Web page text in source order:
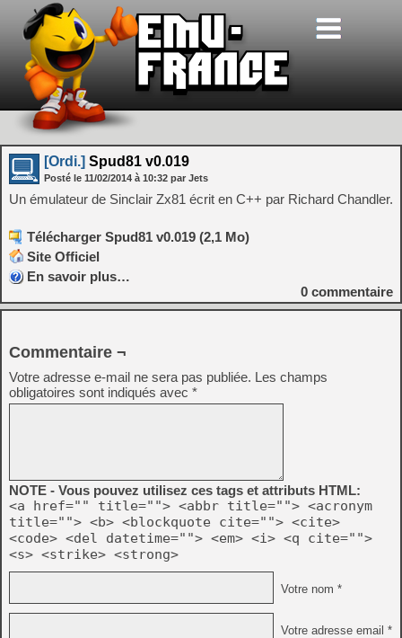
[Ordi.] Spud81 v0.019
Posté le 11/02/2014 à 10:32 par Jets
Un émulateur de Sinclair Zx81 écrit en C++ par Richard Chandler.
Télécharger Spud81 v0.019 (2,1 Mo)
Site Officiel
En savoir plus…
0 commentaire
Commentaire ¬
Votre adresse e-mail ne sera pas publiée. Les champs
obligatoires sont indiqués avec *
NOTE - Vous pouvez utilisez ces tags et attributs HTML:
<a href="" title=""> <abbr title=""> <acronym
title=""> <b> <blockquote cite=""> <cite>
<code> <del datetime=""> <em> <i> <q cite="">
<s> <strike> <strong>
Votre nom *
Votre adresse email *